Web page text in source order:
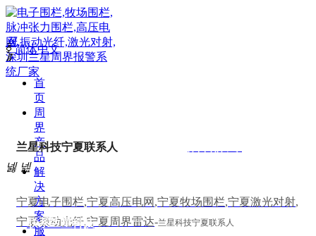
끀
ꁲ
首
页
周
界
产
品
解
决
方
案
服
ꀅ 简体中文
很高兴为您服务 TEL：
很高兴为您服务 TEL：400 6699 531
넳 넲
兰星科技宁夏联系人
宁夏电子围栏,宁夏高压电网 ,宁夏牧场围栏,宁夏激光对射,
宁夏振动光纤,宁夏周界雷达-兰星科技宁夏联系人
联系兰星科技